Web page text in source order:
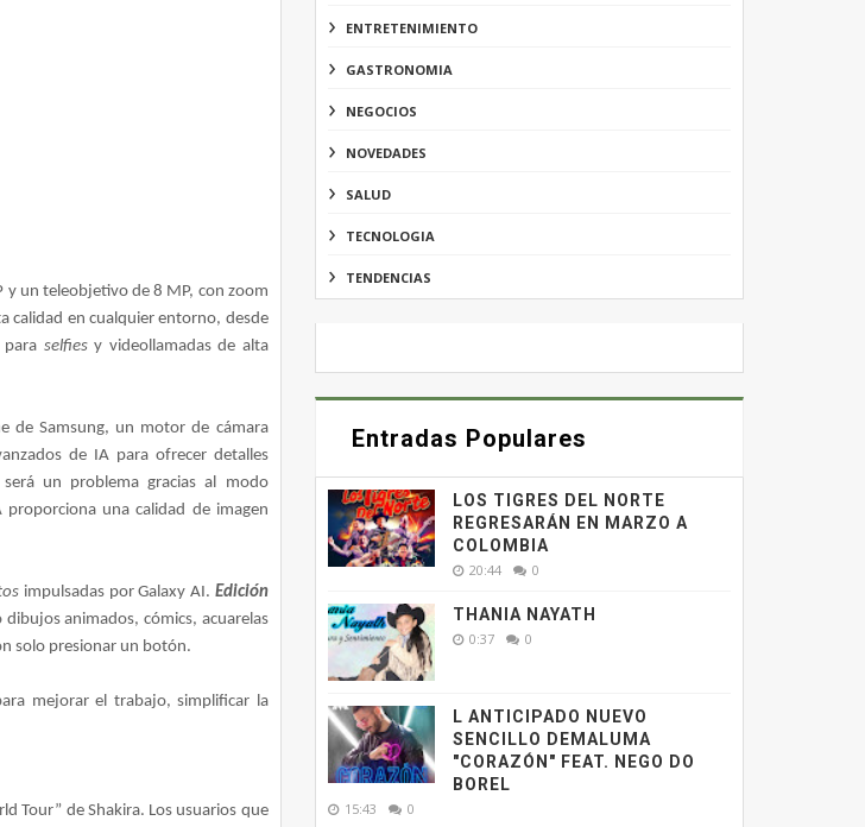
y un teleobjetivo de 8 MP, con zoom
calidad en cualquier entorno, desde
selfiesy videollamadas de alta
de Samsung, un motor de cámara
de IA para ofrecer detalles
un problema gracias al modo
una calidad de imagen
impulsadas por Galaxy AI. Edición
dibujos animados, cómics, acuarelas
solo presionar un botón.
mejorar el trabajo, simplificar la
Tour” de Shakira. Los usuarios que
ENTRETENIMIENTO
GASTRONOMIA
NEGOCIOS
NOVEDADES
SALUD
TECNOLOGIA
TENDENCIAS
Entradas Populares
LOS TIGRES DEL NORTE
REGRESARÁN EN MARZO A
COLOMBIA
20:44 0
THANIA NAYATH
0:37 0
L ANTICIPADO NUEVO
SENCILLO DEMALUMA
"CORAZÓN" FEAT. NEGO DO
BOREL
15:43 0